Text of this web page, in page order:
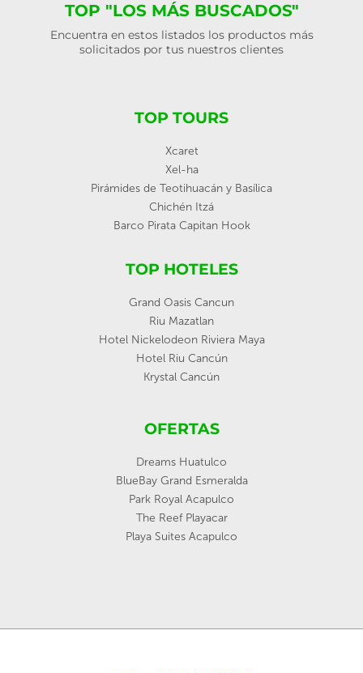
TOP "LOS MÁS BUSCADOS"
Encuentra en estos listados los productos más
solicitados por tus nuestros clientes
TOP TOURS
Xcaret
Xel-ha
Pirámides de Teotihuacán y Basílica
Chichén Itzá
Barco Pirata Capitan Hook
TOP HOTELES
Grand Oasis Cancun
Riu Mazatlan
Hotel Nickelodeon Riviera Maya
Hotel Riu Cancún
Krystal Cancún
OFERTAS
Dreams Huatulco
BlueBay Grand Esmeralda
Park Royal Acapulco
The Reef Playacar
Playa Suites Acapulco